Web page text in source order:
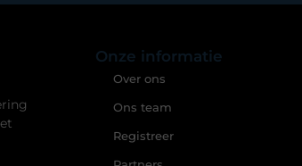
Onze informatie
Over ons
Ons team
Registreer